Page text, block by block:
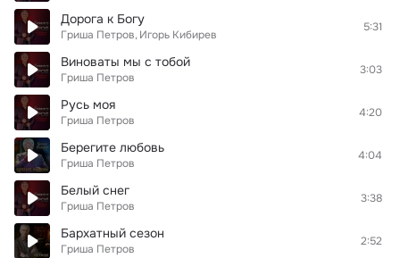
Дорога к Богу
Гриша Петров Игорь Кибирев
5:31
Виноваты мы с тобой
Гриша Петров
3:03
Русь моя
Гриша Петров
4:20
Берегите любовь
Гриша Петров
4:04
Белый снег
Гриша Петров
3:38
Бархатный сезон
Гриша Петров
2:52